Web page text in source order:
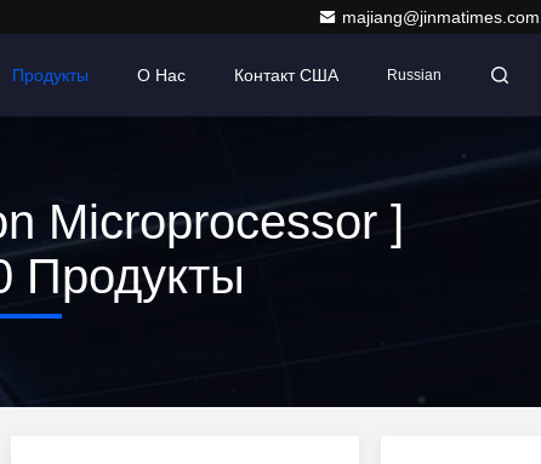
majiang@jinmatimes.com
Продукты О Нас Контакт США Russian
Microprocessor ]
Продукты